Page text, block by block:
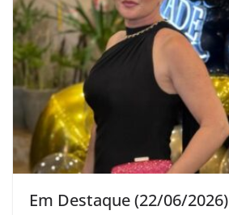
Em Destaque (22/06/2026)